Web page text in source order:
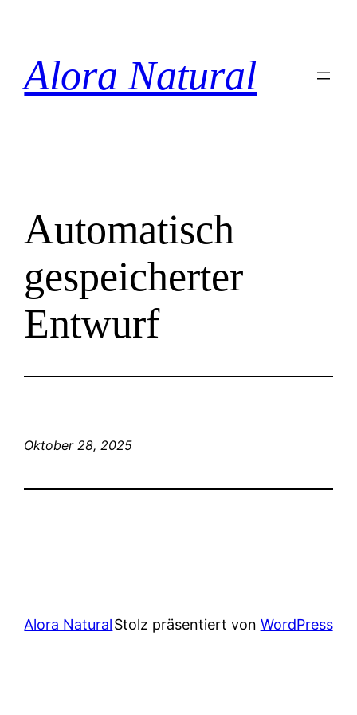
springen
Alora Natural
Automatisch
gespeicherter
Entwurf
Oktober 28, 2025
Alora NaturalStolz präsentiert von WordPress